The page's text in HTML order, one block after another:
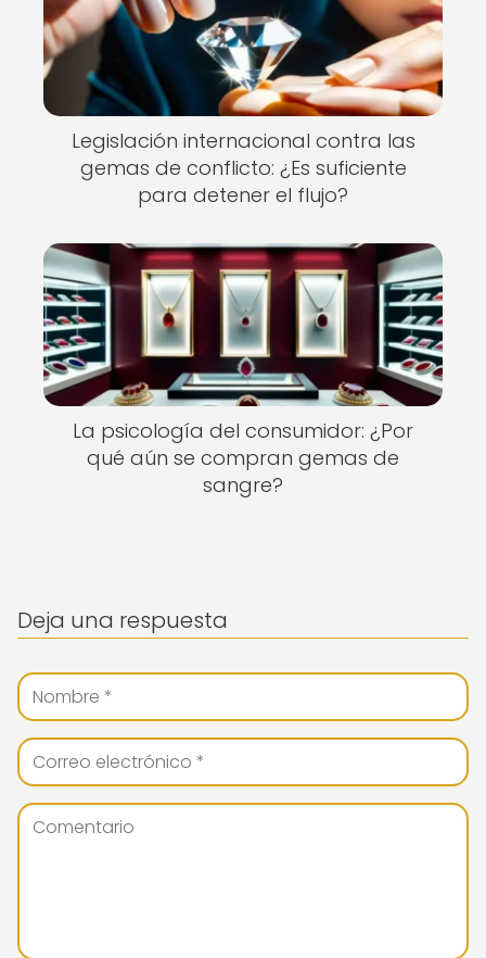
Legislación internacional contra las
gemas de conflicto: ¿Es suficiente
para detener el flujo?
La psicología del consumidor: ¿Por
qué aún se compran gemas de
sangre?
Deja una respuesta